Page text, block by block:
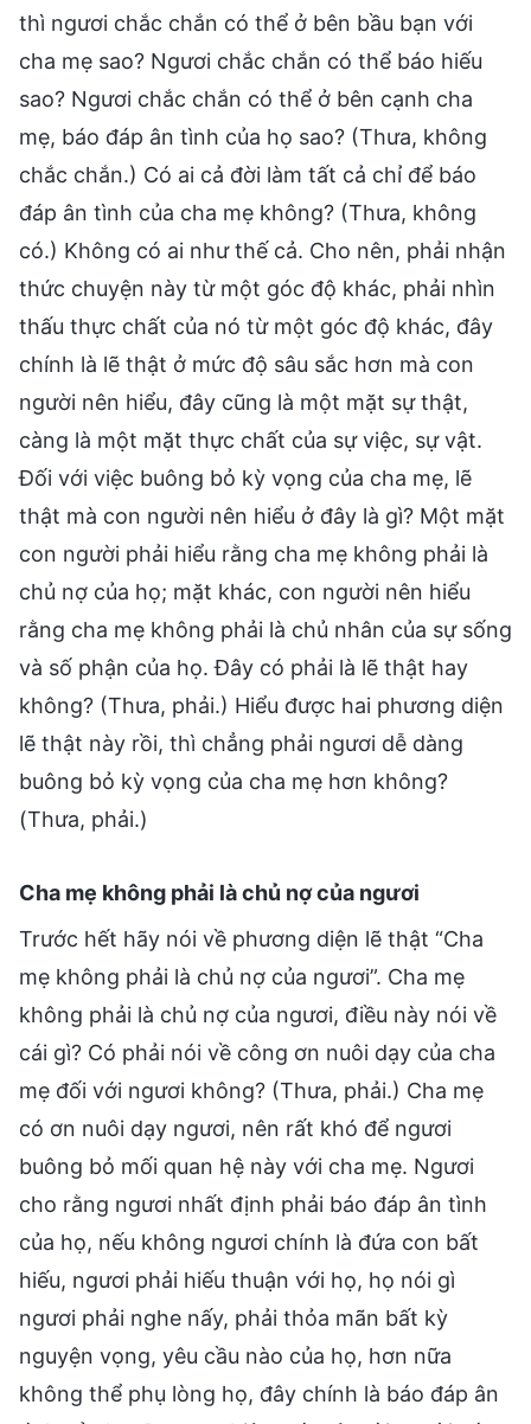
thì ngươi chắc chắn có thể ở bên bầu bạn với
cha mẹ sao? Ngươi chắc chắn có thể báo hiếu
sao? Ngươi chắc chắn có thể ở bên cạnh cha
mẹ, báo đáp ân tình của họ sao? (Thưa, không
chắc chắn.) Có ai cả đời làm tất cả chỉ để báo
đáp ân tình của cha mẹ không? (Thưa, không
có.) Không có ai như thế cả. Cho nên, phải nhận
thức chuyện này từ một góc độ khác, phải nhìn
thấu thực chất của nó từ một góc độ khác, đây
chính là lẽ thật ở mức độ sâu sắc hơn mà con
người nên hiểu, đây cũng là một mặt sự thật,
càng là một mặt thực chất của sự việc, sự vật.
Đối với việc buông bỏ kỳ vọng của cha mẹ, lẽ
thật mà con người nên hiểu ở đây là gì? Một mặt
con người phải hiểu rằng cha mẹ không phải là
chủ nợ của họ; mặt khác, con người nên hiểu
rằng cha mẹ không phải là chủ nhân của sự sống
và số phận của họ. Đây có phải là lẽ thật hay
không? (Thưa, phải.) Hiểu được hai phương diện
lẽ thật này rồi, thì chẳng phải ngươi dễ dàng
buông bỏ kỳ vọng của cha mẹ hơn không?
(Thưa, phải.)
Cha mẹ không phải là chủ nợ của ngươi
Trước hết hãy nói về phương diện lẽ thật “Cha
mẹ không phải là chủ nợ của ngươi”. Cha mẹ
không phải là chủ nợ của ngươi, điều này nói về
cái gì? Có phải nói về công ơn nuôi dạy của cha
mẹ đối với ngươi không? (Thưa, phải.) Cha mẹ
có ơn nuôi dạy ngươi, nên rất khó để ngươi
buông bỏ mối quan hệ này với cha mẹ. Ngươi
cho rằng ngươi nhất định phải báo đáp ân tình
của họ, nếu không ngươi chính là đứa con bất
hiếu, ngươi phải hiếu thuận với họ, họ nói gì
ngươi phải nghe nấy, phải thỏa mãn bất kỳ
nguyện vọng, yêu cầu nào của họ, hơn nữa
không thể phụ lòng họ, đây chính là báo đáp ân